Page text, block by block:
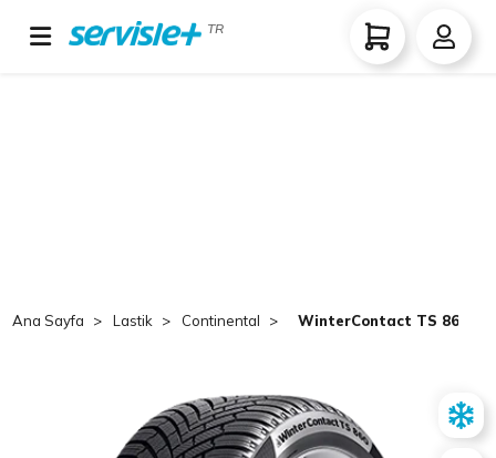
TR
Ana Sayfa Lastik Continental WinterContact TS 860 S